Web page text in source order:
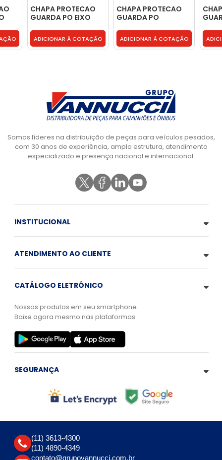
CHAPA PROTECAO
GUARDA PO EIXO
MASTER - 2R0616185
ADICIONAR À COTAÇÃO
CHAPA PROTECAO
GUARDA PO
2RR607458
ADICIONAR À COTAÇÃO
Somos líderes na distribuição de peças para veículos pesados,
com 30 anos de experiência, ampla estrutura, atendimento
especializado e presença nacional e internacional.
INSTITUCIONAL
ATENDIMENTO AO CLIENTE
CATÁLOGO ELETRÔNICO
Nossos produtos em seu smartphone.
Baixe agora mesmo nas plataformas:
SEGURANÇA
(11) 3613-4300
(11) 4890-4349
contato@grupovannucci.com.br